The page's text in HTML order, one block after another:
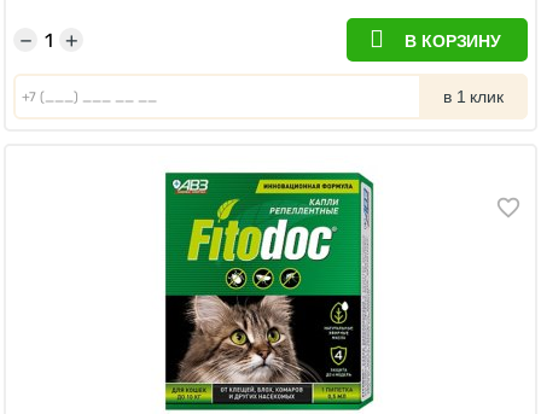
+
− В КОРЗИНУ
в 1 клик